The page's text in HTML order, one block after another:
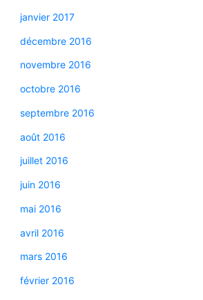
janvier 2017
décembre 2016
novembre 2016
octobre 2016
septembre 2016
août 2016
juillet 2016
juin 2016
mai 2016
avril 2016
mars 2016
février 2016